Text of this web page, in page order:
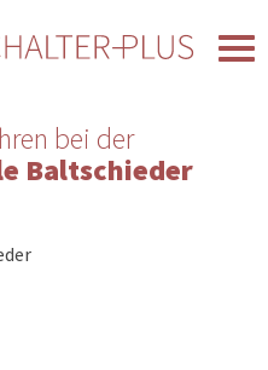
bei der
Baltschieder